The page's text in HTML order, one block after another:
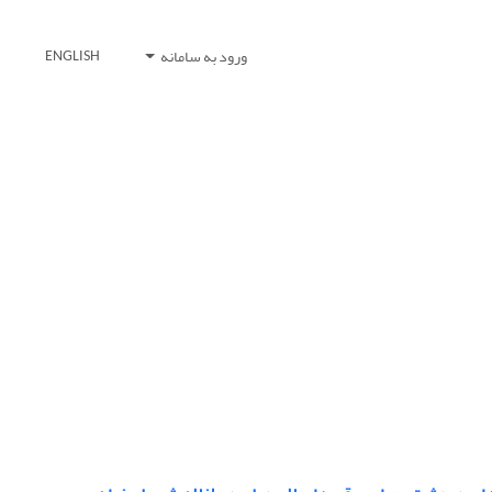
ورود به سامانه ENGLISH